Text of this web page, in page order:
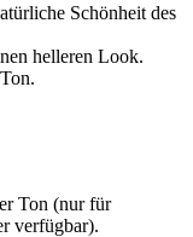
Schönheit des
helleren Look.
Ton (nur für
verfügbar).